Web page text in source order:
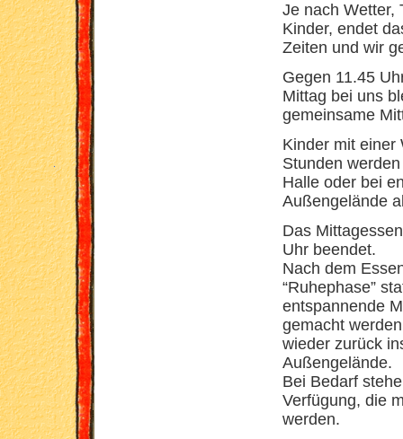
Je nach Wetter,
Kinder, endet
Zeiten und wir
Gegen 11.45
Mittag bei uns
gemeinsame
Kinder mit einer
Stunden
Halle oder bei
Außengelände
Das
Uhr beendet.
Nach dem
“Ruhephase”
entspannende
gemacht
wieder zurück
Außengelände.
Bei Bedarf
Verfügung, die
werden.